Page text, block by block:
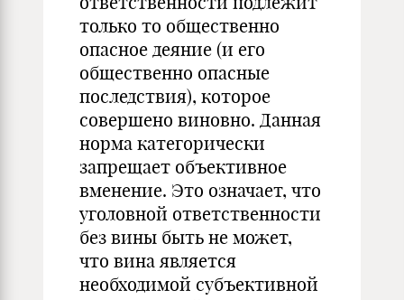
только то общественно
опасное деяние (и его
общественно опасные
последствия), которое
совершено виновно. Данная
норма категорически
запрещает объективное
вменение. Это означает, что
уголовной ответственности
без вины быть не может,
что вина является
необходимой субъективной